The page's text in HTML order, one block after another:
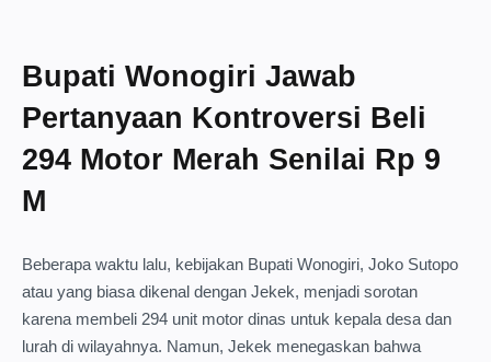
Bupati Wonogiri Jawab
Pertanyaan Kontroversi Beli
294 Motor Merah Senilai Rp 9
M
Beberapa waktu lalu, kebijakan Bupati Wonogiri, Joko Sutopo
atau yang biasa dikenal dengan Jekek, menjadi sorotan
karena membeli 294 unit motor dinas untuk kepala desa dan
lurah di wilayahnya. Namun, Jekek menegaskan bahwa